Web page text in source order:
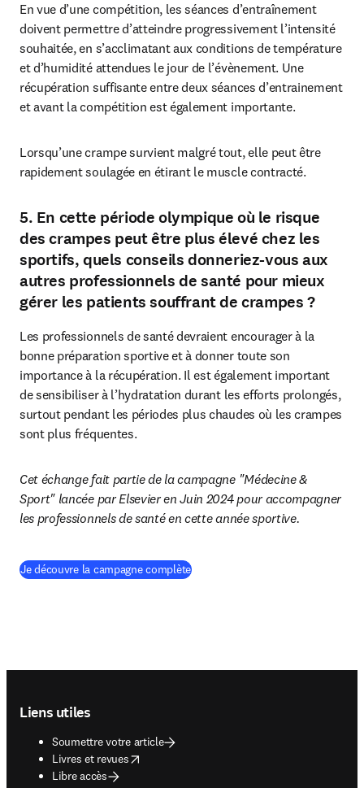
En vue d’une compétition, les séances d’entraînement
doivent permettre d’atteindre progressivement l’intensité
souhaitée, en s’acclimatant aux conditions de température
et d’humidité attendues le jour de l’évènement. Une
récupération suffisante entre deux séances d’entrainement
et avant la compétition est également importante.
Lorsqu’une crampe survient malgré tout, elle peut être
rapidement soulagée en étirant le muscle contracté.
5. En cette période olympique où le risque
des crampes peut être plus élevé chez les
sportifs, quels conseils donneriez-vous aux
autres professionnels de santé pour mieux
gérer les patients souffrant de crampes ?
Les professionnels de santé devraient encourager à la
bonne préparation sportive et à donner toute son
importance à la récupération. Il est également important
de sensibiliser à l’hydratation durant les efforts prolongés,
surtout pendant les périodes plus chaudes où les crampes
sont plus fréquentes.
Cet échange fait partie de la campagne "Médecine &
Sport" lancée par Elsevier en Juin 2024 pour accompagner
les professionnels de santé en cette année sportive.
Je découvre la campagne complète(
Liens utiles
Soumettre votre article
Livres et revues
opens in new tab/window
Libre accès